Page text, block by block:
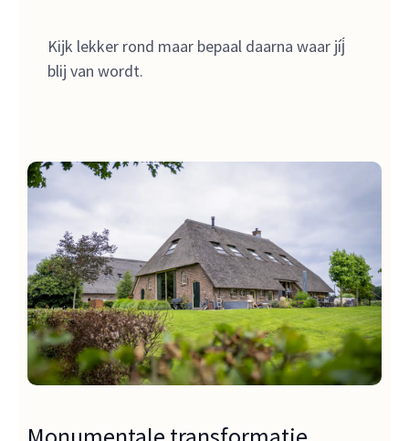
Kijk lekker rond maar bepaal daarna waar jíj́
blij van wordt.